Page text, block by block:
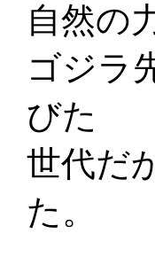
自然の
ゴジラ
びた
世代だ
た。